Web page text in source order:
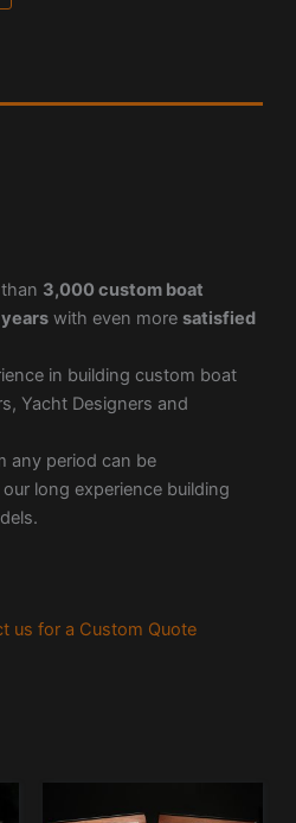
3,000 custom boat
yearswith even more satisfied
in building custom boat
Yacht Designers and
any period can be
long experience building
us for a Custom Quote